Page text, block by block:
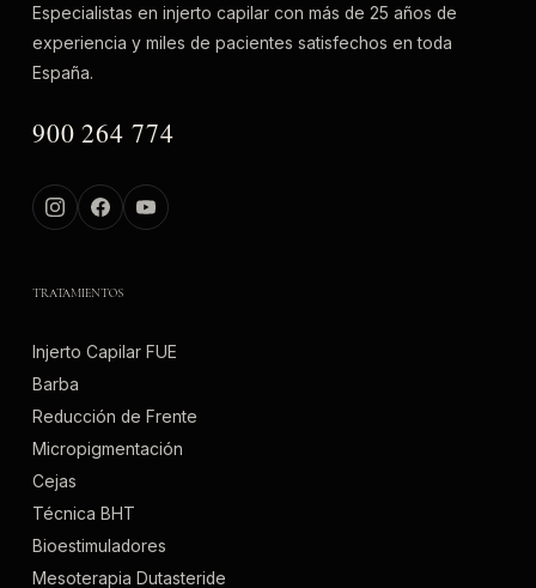
Especialistas en injerto capilar con más de 25 años de
experiencia y miles de pacientes satisfechos en toda
España.
900 264 774
TRATAMIENTOS
Injerto Capilar FUE
Barba
Reducción de Frente
Micropigmentación
Cejas
Técnica BHT
Bioestimuladores
Mesoterapia Dutasteride